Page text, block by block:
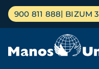
Pasar
contenido
Menú
principal
900 811 888 BIZUM